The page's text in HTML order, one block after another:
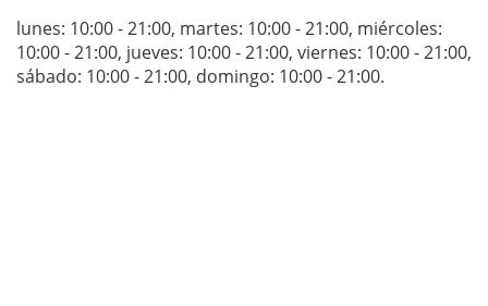
lunes: 10:00 - 21:00, martes: 10:00 - 21:00, miércoles:
10:00 - 21:00, jueves: 10:00 - 21:00, viernes: 10:00 - 21:00,
sábado: 10:00 - 21:00, domingo: 10:00 - 21:00.